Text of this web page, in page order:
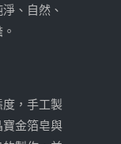
、自然、
，手工製
金箔皂與